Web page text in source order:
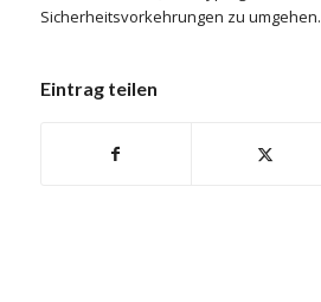
Sicherheitsvorkehrungen zu umgehen.
Eintrag teilen